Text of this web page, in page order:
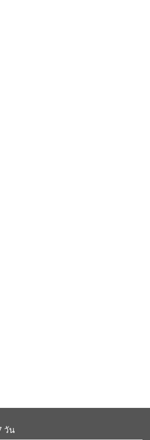
วัน